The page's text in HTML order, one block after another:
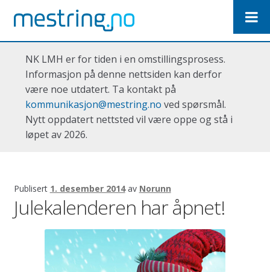
Hopp
til
navigasjon
Hopp
til
innhold
NK LMH er for tiden i en omstillingsprosess.
Informasjon på denne nettsiden kan derfor
være noe utdatert. Ta kontakt på
kommunikasjon@mestring.no ved spørsmål.
Nytt oppdatert nettsted vil være oppe og stå i
løpet av 2026.
Publisert 1. desember 2014 av Norunn
Julekalenderen har åpnet!